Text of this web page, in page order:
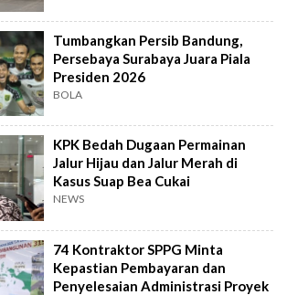
Tumbangkan Persib Bandung,
Persebaya Surabaya Juara Piala
Presiden 2026
BOLA
KPK Bedah Dugaan Permainan
Jalur Hijau dan Jalur Merah di
Kasus Suap Bea Cukai
NEWS
74 Kontraktor SPPG Minta
Kepastian Pembayaran dan
Penyelesaian Administrasi Proyek